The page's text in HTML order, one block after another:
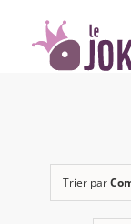
Trier par